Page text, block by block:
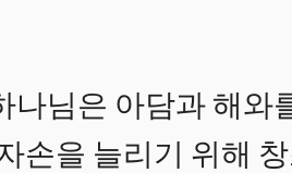
님은 아담과 해와
손을 늘리기 위해